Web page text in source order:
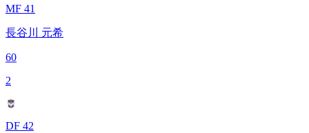
MF 41
長谷川 元希
60
2
DF 42